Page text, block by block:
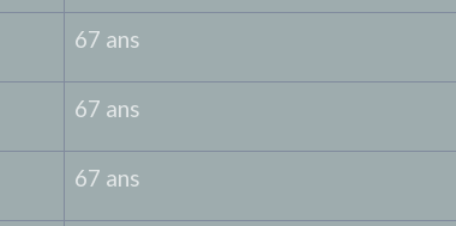
67 ans
67 ans
67 ans